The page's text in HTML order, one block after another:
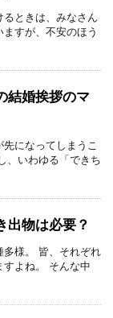
ときは、みなさん
すが、不安のほう
結婚挨拶のマ
になってしまうこ
、いわゆる「できち
出物は必要？
多様。 皆、それぞれ
よね。 そんな中